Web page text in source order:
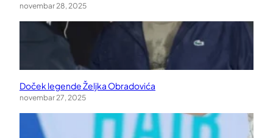
novembar 28, 2025
Doček legende Željka Obradovića
novembar 27, 2025